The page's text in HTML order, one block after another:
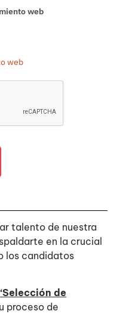
web
web
talento de nuestra
en la crucial
los candidatos
‘Selección de
proceso de